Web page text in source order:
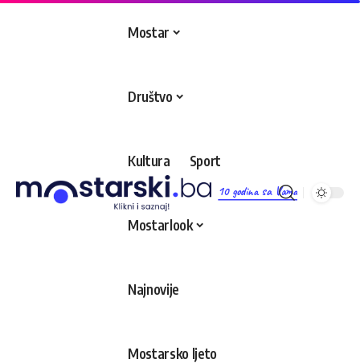
10 godina sa Vama
Mostar
Društvo
Kultura Sport
Mostarlook
Najnovije
Mostarsko ljeto